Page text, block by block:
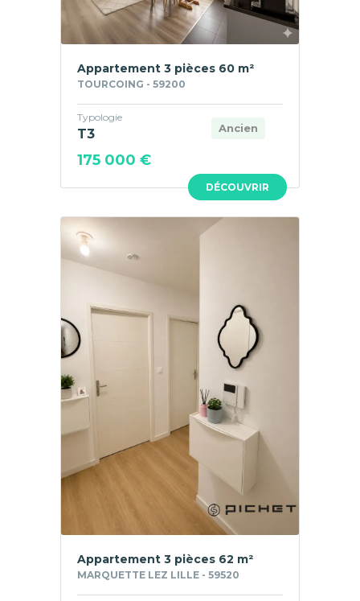
DÉCOUVRIR
Appartement 3 pièces 60 m²
TOURCOING - 59200
Ancien
Typologie
T3
175 000 €
Appartement 3 pièces 62 m²
MARQUETTE LEZ LILLE - 59520